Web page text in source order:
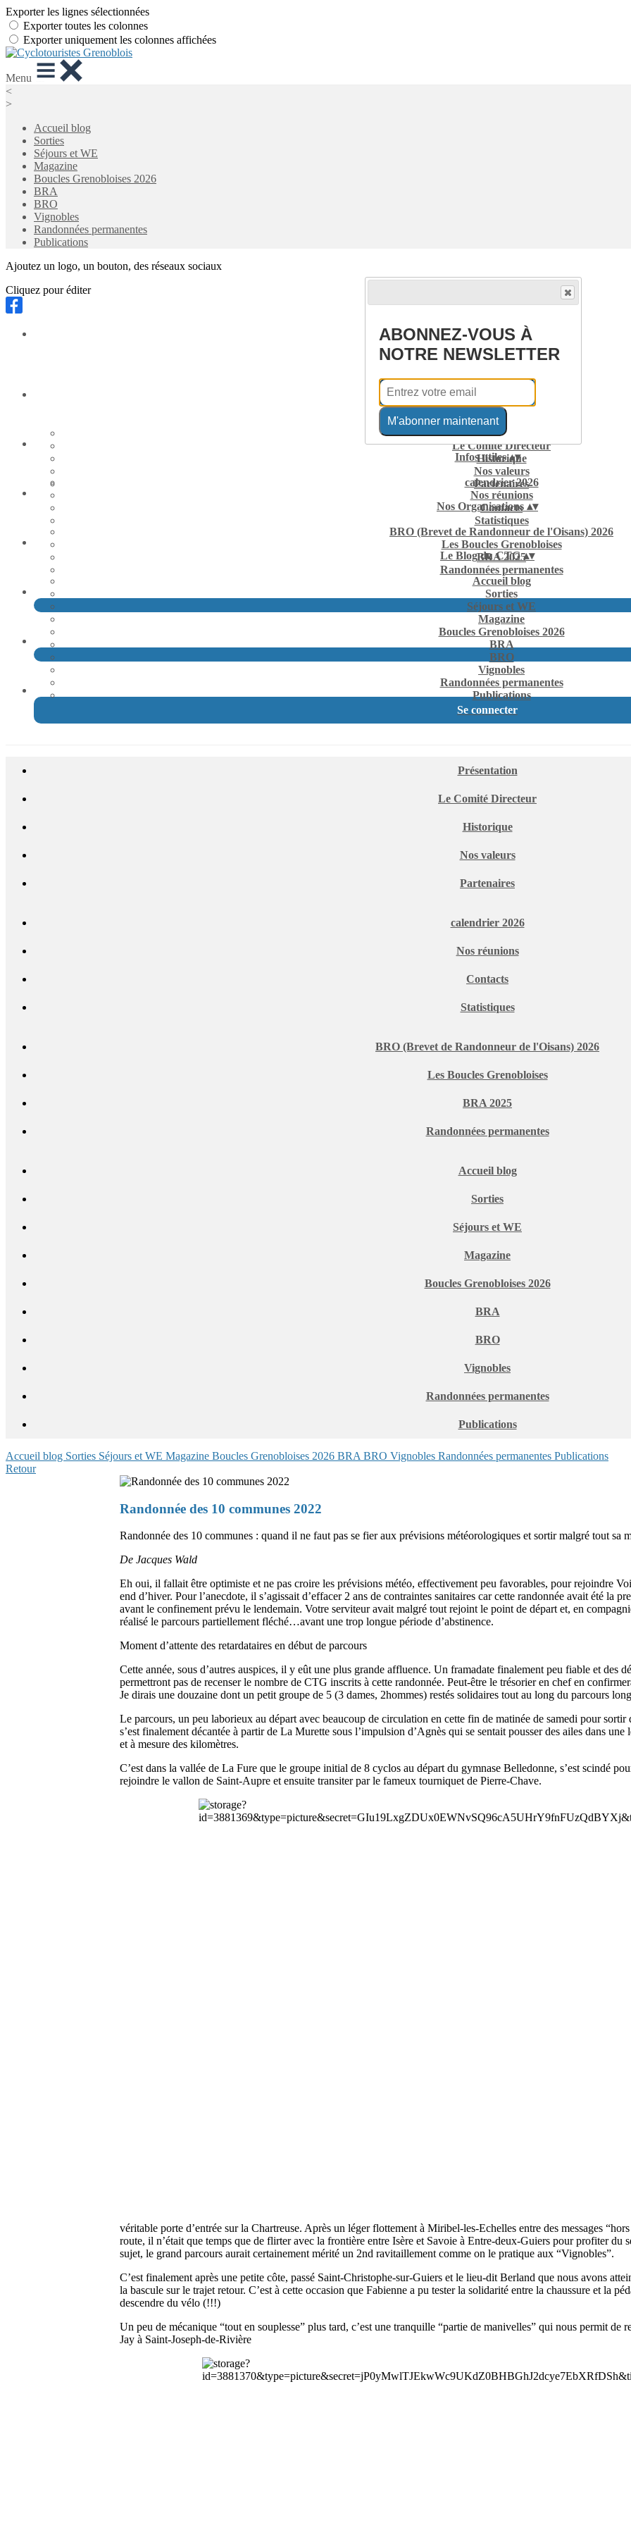
Exporter les lignes sélectionnées
Exporter toutes les colonnes
Exporter uniquement les colonnes affichées
Menu
<
>
Accueil blog
Sorties
Séjours et WE
Magazine
Boucles Grenobloises 2026
BRA
BRO
Vignobles
Randonnées permanentes
Publications
Ajoutez un logo, un bouton, des réseaux sociaux
Cliquez pour éditer
Le club▴▾
Présentation
Le Comité Directeur
Historique
Nos valeurs
Partenaires
Infos utiles▴▾
calendrier 2026
Nos réunions
Contacts
Statistiques
Nos Organisations ▴▾
BRO (Brevet de Randonneur de l'Oisans) 2026
Les Boucles Grenobloises
BRA 2025
Randonnées permanentes
Le Blog du CTG▴▾
Accueil blog
Sorties
Séjours et WE
Magazine
Boucles Grenobloises 2026
BRA
BRO
Vignobles
Randonnées permanentes
Publications
Se connecter
Présentation
Le Comité Directeur
Historique
Nos valeurs
Partenaires
calendrier 2026
Nos réunions
Contacts
Statistiques
BRO (Brevet de Randonneur de l'Oisans) 2026
Les Boucles Grenobloises
BRA 2025
Randonnées permanentes
Accueil blog
Sorties
Séjours et WE
Magazine
Boucles Grenobloises 2026
BRA
BRO
Vignobles
Randonnées permanentes
Publications
Accueil blog Sorties Séjours et WE Magazine Boucles Grenobloises 2026 BRA BRO Vignobles Randonnées permanentes Publications
Retour
Randonnée des 10 communes 2022
Randonnée des 10 communes : quand il ne faut pas se fier aux prévisions météorologiques et sortir malgré tout sa
De Jacques Wald
Eh oui, il fallait être optimiste et ne pas croire les prévisions météo, effectivement peu favorables, pour rejoindre
end d’hiver. Pour l’anecdote, il s’agissait d’effacer 2 ans de contraintes sanitaires car cette randonnée avait été la
avant le confinement prévu le lendemain. Votre serviteur avait malgré tout rejoint le point de départ et, en
réalisé le parcours partiellement fléché…avant une trop longue période d’abstinence.
Moment d’attente des retardataires en début de parcours
Cette année, sous d’autres auspices, il y eût une plus grande affluence. Un framadate finalement peu fiable et des
permettront pas de recenser le nombre de CTG inscrits à cette randonnée. Peut-être le trésorier en chef en
Je dirais une douzaine dont un petit groupe de 5 (3 dames, 2hommes) restés solidaires tout au long du parcours
Le parcours, un peu laborieux au départ avec beaucoup de circulation en cette fin de matinée de samedi pour
s’est finalement décantée à partir de La Murette sous l’impulsion d’Agnès qui se sentait pousser des ailes dans
et à mesure des kilomètres.
C’est dans la vallée de La Fure que le groupe initial de 8 cyclos au départ du gymnase Belledonne, s’est scindé
rejoindre le vallon de Saint-Aupre et ensuite transiter par le fameux tourniquet de Pierre-Chave.
véritable porte d’entrée sur la Chartreuse. Après un léger flottement à Miribel-les-Echelles entre des messages
route, il n’était que temps que de flirter avec la frontière entre Isère et Savoie à Entre-deux-Guiers pour profiter du
sujet, le grand parcours aurait certainement mérité un 2nd ravitaillement comme on le pratique aux “Vignobles”.
C’est finalement après une petite côte, passé Saint-Christophe-sur-Guiers et le lieu-dit Berland que nous avons
la bascule sur le trajet retour. C’est à cette occasion que Fabienne a pu tester la solidarité entre la chaussure et la
descendre du vélo (!!!)
Un peu de mécanique “tout en souplesse” plus tard, c’est une tranquille “partie de manivelles” qui nous permit de
Jay à Saint-Joseph-de-Rivière
ABONNEZ-VOUS À
NOTRE NEWSLETTER
M'abonner maintenant